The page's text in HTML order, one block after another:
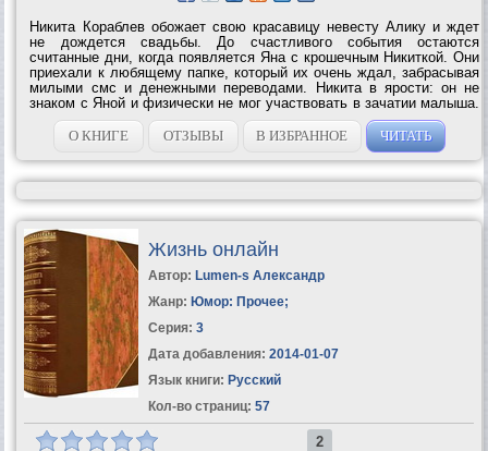
Никита Кораблев обожает свою красавицу невесту Алику и ждет
не дождется свадьбы. До счастливого события остаются
считанные дни, когда появляется Яна с крошечным Никиткой. Они
приехали к любящему папке, который их очень ждал, забрасывая
милыми смс и денежными переводами. Никита в ярости: он не
знаком с Яной и физически не мог участвовать в зачатии малыша.
Никто ему не верит, зато осуждают все. Но это лишь первый шаг
на пути полного...
О КНИГЕ ОТЗЫВЫ В ИЗБРАННОЕ ЧИТАТЬ
Жизнь онлайн
Автор: Lumen-s Александр
Жанр: Юмор: Прочее;
Серия: 3
Дата добавления: 2014-01-07
Язык книги: Русский
Кол-во страниц: 57
2